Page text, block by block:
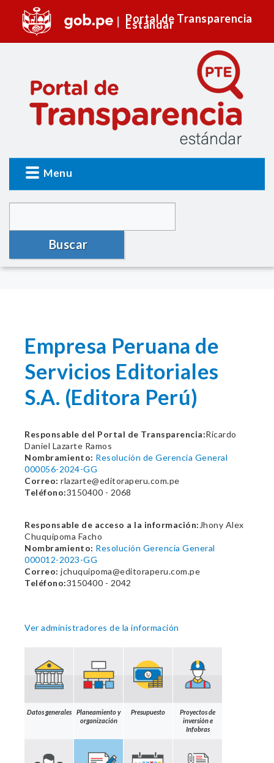
Portal de Transparencia
Estándar
Menu
Buscar
Empresa Peruana de
Servicios Editoriales
S.A. (Editora Perú)
Responsable del Portal de Transparencia:Ricardo
Daniel Lazarte Ramos
Nombramiento: Resolución de Gerencia General
000056-2024-GG
Correo: rlazarte@editoraperu.com.pe
Teléfono:3150400 - 2068
Responsable de acceso a la información: Jhony Alex
Chuquipoma Facho
Nombramiento: Resolución Gerencia General
000012-2023-GG
Correo: jchuquipoma@editoraperu.com.pe
Teléfono:3150400 - 2042
Ver administradores de la información
Datos generales
Planeamiento y
organización
Presupuesto
Proyectos de
inversión e
Infobras